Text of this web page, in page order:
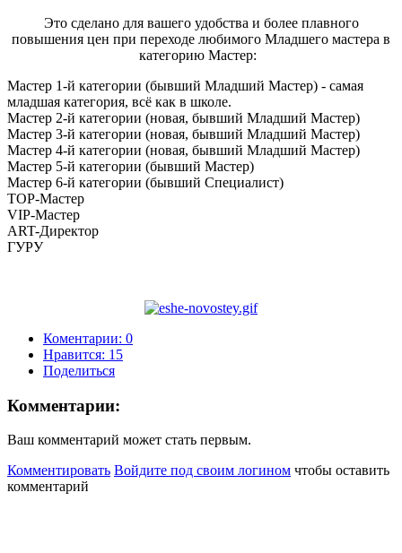
Это сделано для вашего удобства и более плавного
повышения цен при переходе любимого Младшего мастера в
категорию Мастер:
Мастер 1-й категории (бывший Младший Мастер) - самая
младшая категория, всё как в школе.
Мастер 2-й категории (новая, бывший Младший Мастер)
Мастер 3-й категории (новая, бывший Младший Мастер)
Мастер 4-й категории (новая, бывший Младший Мастер)
Мастер 5-й категории (бывший Мастер)
Мастер 6-й категории (бывший Специалист)
TOP-Мастер
VIP-Мастер
ART-Директор
ГУРУ
Коментарии: 0
Нравится: 15
Поделиться
Комментарии:
Ваш комментарий может стать первым.
Комментировать Войдите под своим логином чтобы оставить
комментарий